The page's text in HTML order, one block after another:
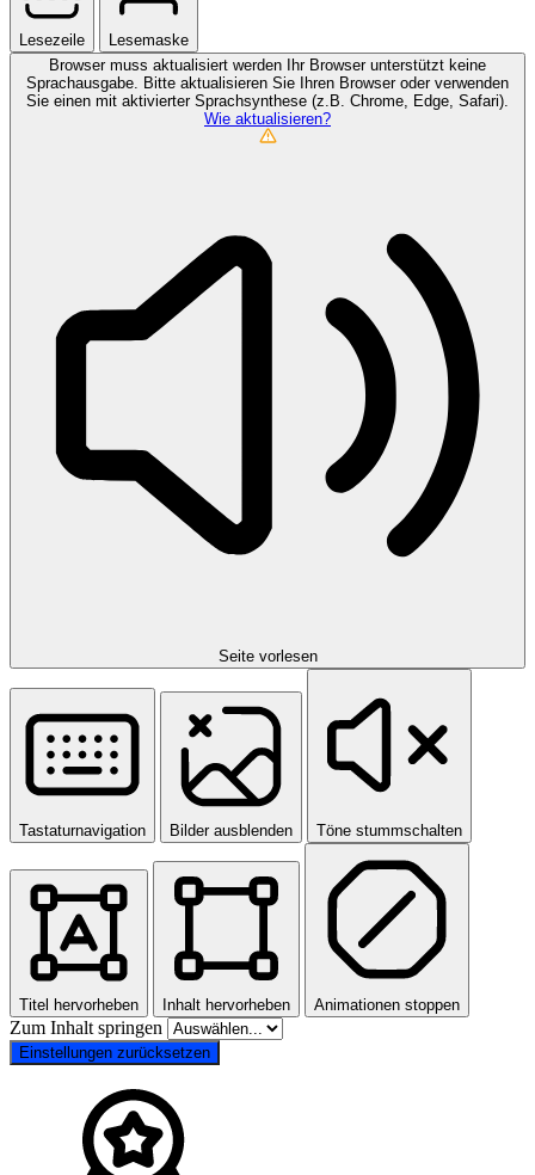
Lesezeile
Lesemaske
Browser muss aktualisiert werden
Ihr Browser unterstützt keine
Sprachausgabe. Bitte aktualisieren Sie Ihren Browser oder verwenden
Sie einen mit aktivierter Sprachsynthese (z.B. Chrome, Edge, Safari).
Wie aktualisieren?
Seite vorlesen
Tastaturnavigation Bilder ausblenden Töne stummschalten
Titel hervorheben Inhalt hervorheben Animationen stoppen
Zum Inhalt springen
Einstellungen zurücksetzen